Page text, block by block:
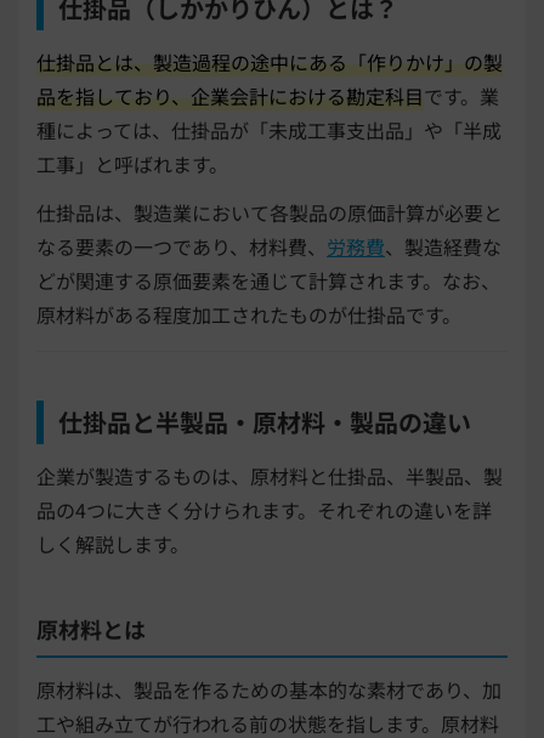
仕掛品（しかかりひん）とは？
仕掛品とは、製造過程の途中にある「作りかけ」の製
品を指しており、企業会計における勘定科目です。業
種によっては、仕掛品が「未成工事支出品」や「半成
工事」と呼ばれます。
仕掛品は、製造業において各製品の原価計算が必要と
なる要素の一つであり、材料費、 労務費、製造経費な
どが関連する原価要素を通じて計算されます。なお、
原材料がある程度加工されたものが仕掛品です。
仕掛品と半製品・原材料・製品の違い
企業が製造するものは、原材料と仕掛品、半製品、製
品の4つに大きく分けられます。それぞれの違いを詳
しく解説します。
原材料とは
原材料は、製品を作るための基本的な素材であり、加
工や組み立てが行われる前の状態を指します。原材料